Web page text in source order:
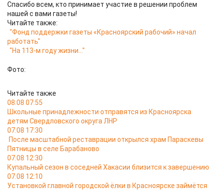
Спасибо всем, кто принимает участие в решении проблем
нашей с вами газеты!
Читайте также:
"Фонд поддержки газеты «Красноярский рабочий» начал
работать"
"На 113-м году жизни..."
Фото:
Читайте также
08.08 07:55
Школьные принадлежности отправятся из Красноярска
детям Свердловского округа ЛНР
07.08 17:30
После масштабной реставрации открылся храм Параскевы
Пятницы в селе Барабаново
07.08 12:30
Купальный сезон в соседней Хакасии близится к завершению
07.08 12:10
Установкой главной городской ёлки в Красноярске займётся